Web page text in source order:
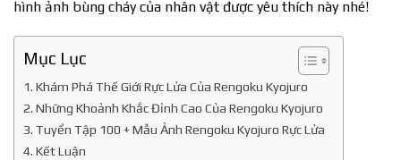
hình ảnh bùng cháy của nhân vật được yêu thích này nhé!
Mục Lục
Khám Phá Thế Giới Rực Lửa Của Rengoku Kyojuro
Những Khoảnh Khắc Đỉnh Cao Của Rengoku Kyojuro
Tuyển Tập 100 + Mẫu Ảnh Rengoku Kyojuro Rực Lửa
Kết Luận